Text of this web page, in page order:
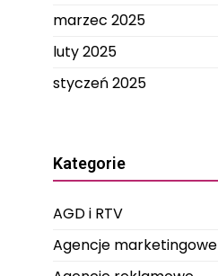
marzec 2025
luty 2025
styczeń 2025
Kategorie
AGD i RTV
Agencje marketingowe